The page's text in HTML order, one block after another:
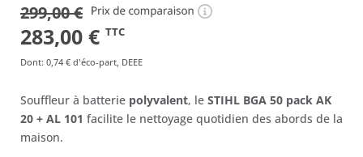
(2 avis)
299,00€
Le
prix
était :
299,00 €.
283,00 €Le
prix
est :
TTC
Dont: 0,74 € d'éco-part, DEEE
Souffleur à batterie polyvalent, le STIHL BGA 50 pack AK
20 + AL 101 facilite le nettoyage quotidien des abords de la
maison.